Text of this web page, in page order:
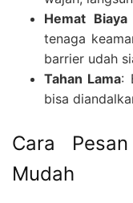
Hemat Biaya
tenaga
barrier udah
Tahan Lama:
bisa
Cara
Mudah